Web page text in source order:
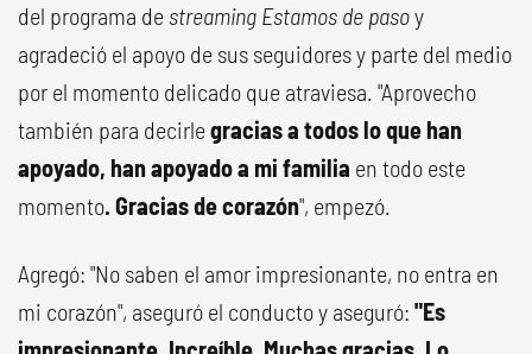
del programa de streaming Estamos de pasoy
agradeció el apoyo de sus seguidores y parte del medio
por el momento delicado que atraviesa. "Aprovecho
también para decirlegracias a todos lo que han
apoyado, han apoyado a mi familia en todo este
momento. Gracias de corazón", empezó.
Agregó: "No saben el amor impresionante, no entra en
mi corazón", aseguró el conducto y aseguró: "Es